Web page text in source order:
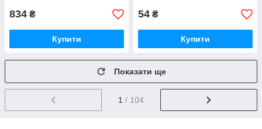
834 ₴
Купити
54 ₴
Купити
Показати ще
1 / 104